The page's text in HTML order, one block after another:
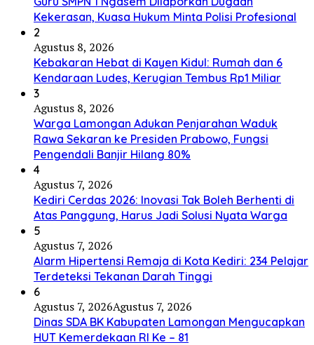
Kekerasan, Kuasa Hukum Minta Polisi Profesional
2
Agustus 8, 2026
Kebakaran Hebat di Kayen Kidul: Rumah dan 6
Kendaraan Ludes, Kerugian Tembus Rp1 Miliar
3
Agustus 8, 2026
Warga Lamongan Adukan Penjarahan Waduk
Rawa Sekaran ke Presiden Prabowo, Fungsi
Pengendali Banjir Hilang 80%
4
Agustus 7, 2026
Kediri Cerdas 2026: Inovasi Tak Boleh Berhenti di
Atas Panggung, Harus Jadi Solusi Nyata Warga
5
Agustus 7, 2026
Alarm Hipertensi Remaja di Kota Kediri: 234 Pelajar
Terdeteksi Tekanan Darah Tinggi
6
Agustus 7, 2026Agustus 7, 2026
Dinas SDA BK Kabupaten Lamongan Mengucapkan
HUT Kemerdekaan RI Ke – 81